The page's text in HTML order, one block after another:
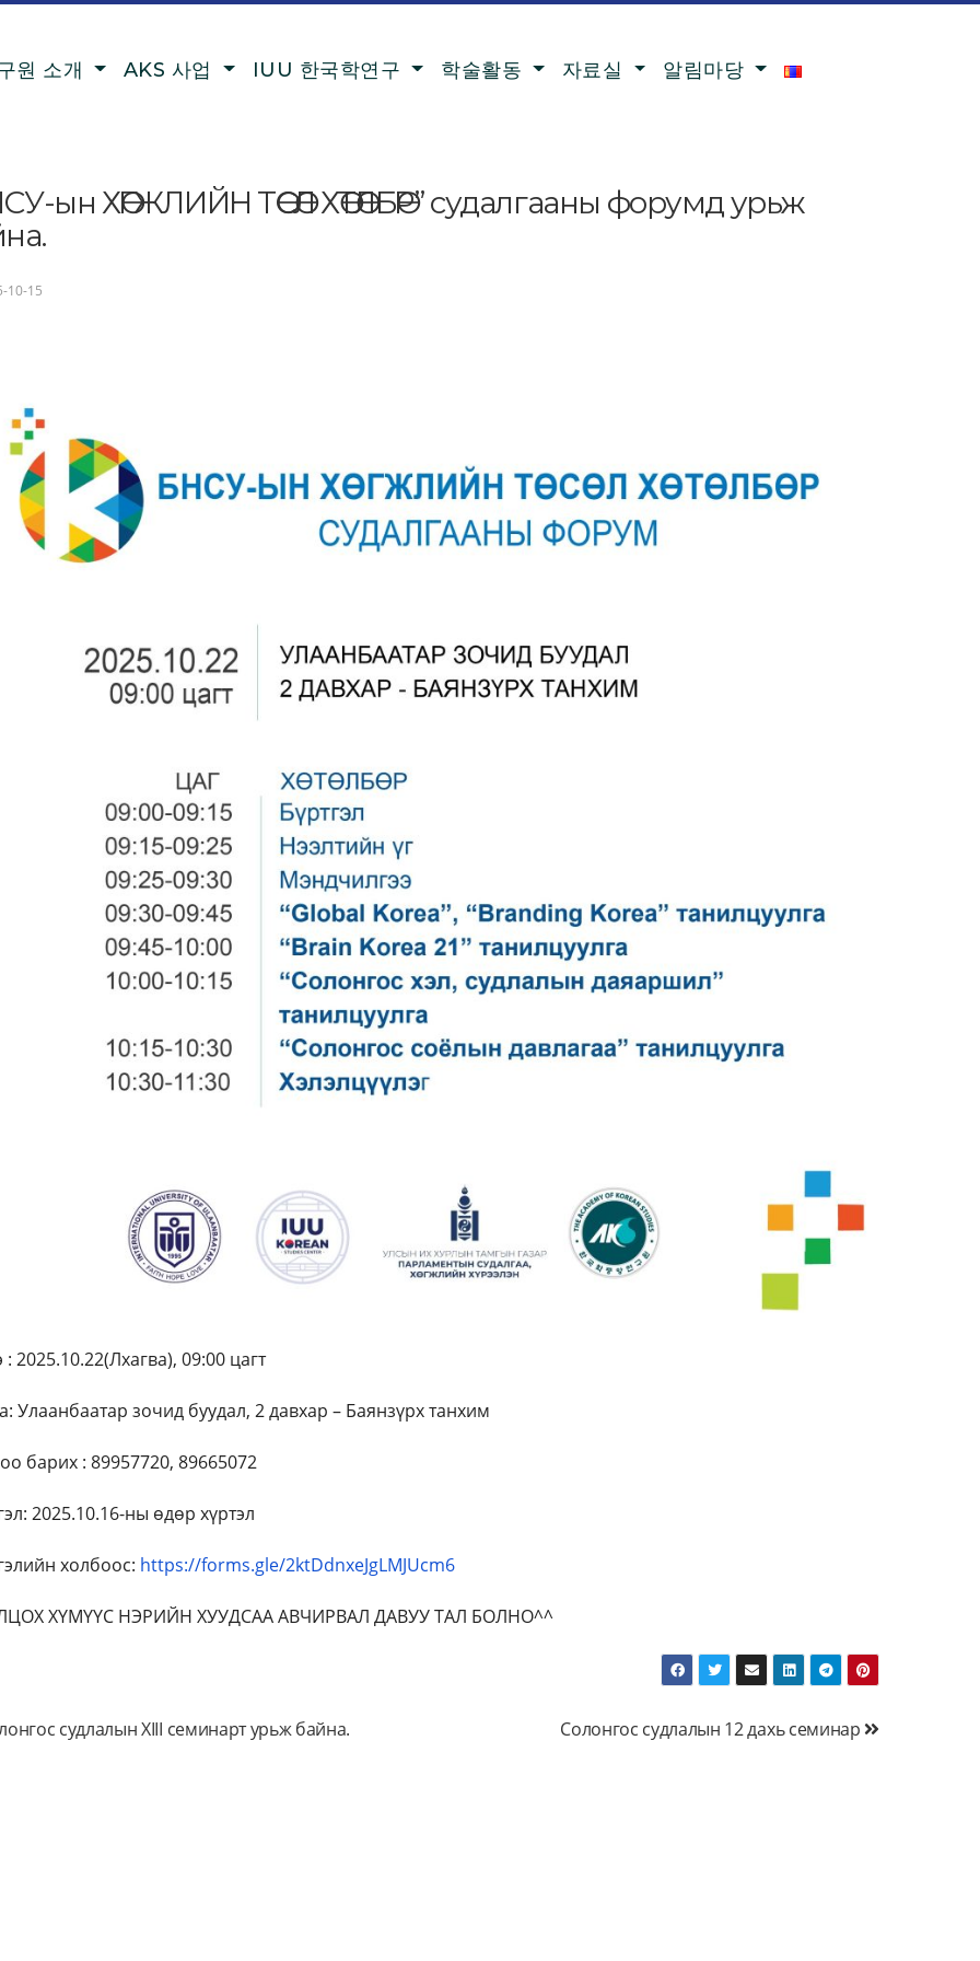
원 소개 AKS 사업 IUU 한국학연구 학술활동 자료실 알림마당
ын ХӨГЖЛИЙН ТӨСӨЛ ХӨТӨЛБӨР” судалгааны форумд урьж
10-15
: 2025.10.22(Лхагва), 09:00 цагт
Улаанбаатар зочид буудал, 2 давхар – Баянзүрх танхим
барих : 89957720, 89665072
2025.10.16-ны өдөр хүртэл
холбоос: https://forms.gle/2ktDdnxeJgLMJUcm6
ХҮМҮҮС НЭРИЙН ХУУДСАА АВЧИРВАЛ ДАВУУ ТАЛ БОЛНО^^
Солонгос судлалын 12 дахь семинар
судлалын XIII семинарт урьж байна.